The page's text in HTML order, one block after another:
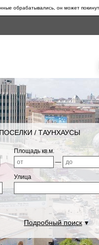
обрабатывались, он может
/ ТАУНХАУСЫ
Площадь кв.м.
—
Улица
Подробный поиск▼